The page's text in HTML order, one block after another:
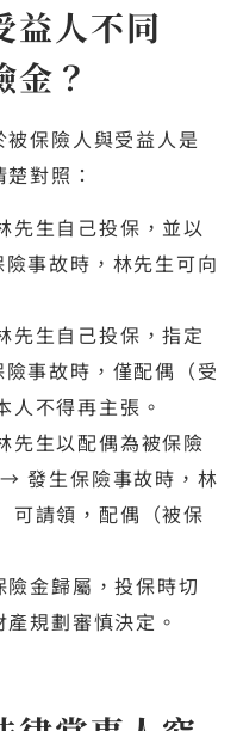
益人不同
金？
保險人與受益人是
對照：
先生自己投保，並以
事故時，林先生可向
先生自己投保，指定
事故時，僅配偶（受
人不得再主張。
先生以配偶為被保險
發生保險事故時，林
可請領，配偶（被保
金歸屬，投保時切
規劃審慎決定。